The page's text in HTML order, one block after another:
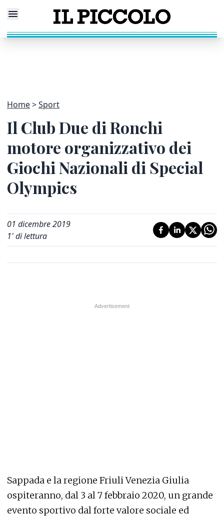
Home Sport
Il Club Due di Ronchi
motore organizzativo dei
Giochi Nazionali di Special
Olympics
01 dicembre 2019
1' di lettura
Sappada e la regione Friuli Venezia Giulia
ospiteranno, dal 3 al 7 febbraio 2020, un grande
evento sportivo dal forte valore sociale ed